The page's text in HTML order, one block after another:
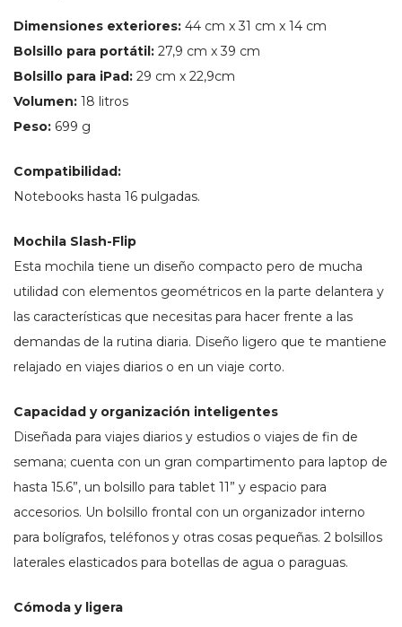
Dimensiones exteriores: 44 cm x 31 cm x 14 cm
Bolsillo para portátil: 27,9 cm x 39 cm
Bolsillo para iPad: 29 cm x 22,9cm
Volumen: 18 litros
Peso: 699 g
Compatibilidad:
Notebooks hasta 16 pulgadas.
Mochila Slash-Flip
Esta mochila tiene un diseño compacto pero de mucha
utilidad con elementos geométricos en la parte delantera y
las características que necesitas para hacer frente a las
demandas de la rutina diaria. Diseño ligero que te mantiene
relajado en viajes diarios o en un viaje corto.
Capacidad y organización inteligentes
Diseñada para viajes diarios y estudios o viajes de fin de
semana; cuenta con un gran compartimento para laptop de
hasta 15.6”, un bolsillo para tablet 11” y espacio para
accesorios. Un bolsillo frontal con un organizador interno
para bolígrafos, teléfonos y otras cosas pequeñas. 2 bolsillos
laterales elasticados para botellas de agua o paraguas.
Cómoda y ligera